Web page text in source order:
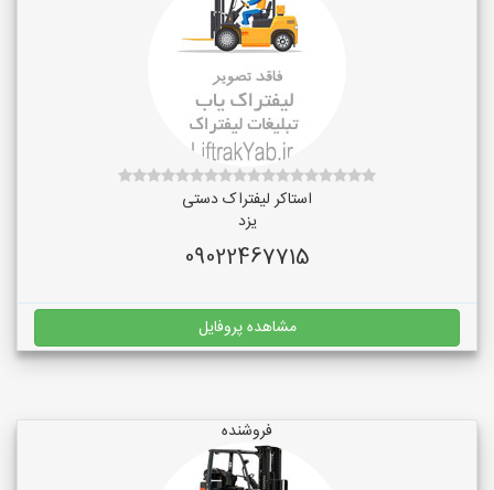
استاکر لیفتراک دستی
یزد
09022467715
مشاهده پروفایل
فروشنده